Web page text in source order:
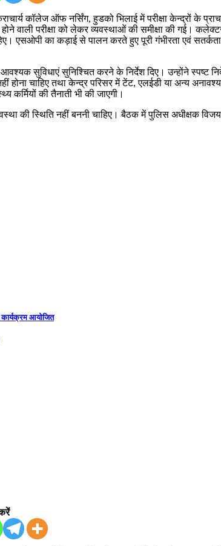
कॉलेज ऑफ नर्सिंग, हुडको भिलाई में परीक्षा केन्द्रों के
वाली परीक्षा को लेकर व्यवस्थाओं की समीक्षा की गई।
एसओपी का कड़ाई से पालन करते हुए पूरी गंभीरता एवं
सुविधाएं सुनिश्चित करने के निर्देश दिए। उन्होंने स्पष्ट
होना चाहिए तथा केन्द्र परिसर में टेंट, एलईडी या अन्य
कर्मियों की तैनाती भी की जाएगी।
की स्थिति नहीं बननी चाहिए। बैठक में पुलिस अधीक्षक
कार्यक्रम आयोजित